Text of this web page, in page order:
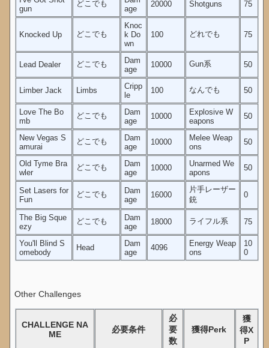
gun
どこでも
age
20000 Shotguns 75
Knocked Up どこでも
Knoc
k Do
wn
100 どれでも 75
Lead Dealer どこでも
Dam
age
10000 Gun系 50
Limber Jack Limbs
Cripp
le
100 なんでも 50
Love The Bo
mb
どこでも
Dam
age
10000
Explosive W
eapons
50
New Vegas S
amurai
どこでも
Dam
age
10000
Melee Weap
ons
50
Old Tyme Bra
wler
どこでも
Dam
age
10000
Unarmed We
apons
50
Set Lasers for
Fun
どこでも
Dam
age
16000
片手レーザー
銃
0
The Big Sque
ezy
どこでも
Dam
age
18000 ライフル系 75
You'll Blind S
omebody
Head
Dam
age
4096
Energy Weap
ons
10
0
Other Challenges
CHALLENGE NA
ME
必要条件
必
要
数
獲得Perk
獲
得X
P